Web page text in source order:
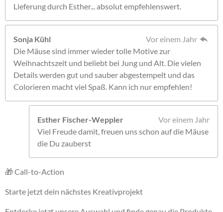
Lieferung durch Esther... absolut empfehlenswert.
Sonja Kühl
Vor einem Jahr
Die Mäuse sind immer wieder tolle Motive zur
Weihnachtszeit und beliebt bei Jung und Alt. Die vielen
Details werden gut und sauber abgestempelt und das
Colorieren macht viel Spaß. Kann ich nur empfehlen!
Esther Fischer-Weppler
Vor einem Jahr
Viel Freude damit, freuen uns schon auf die Mäuse
die Du zauberst
🎁 Call-to-Action
Starte jetzt dein nächstes Kreativprojekt